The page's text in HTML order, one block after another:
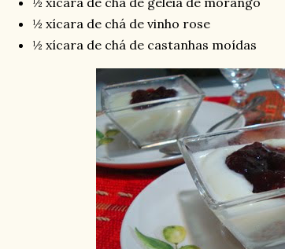
½ xícara de chá de vinho rose
½ xícara de chá de castanhas moídas